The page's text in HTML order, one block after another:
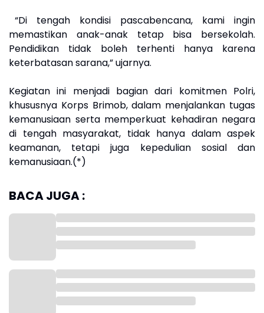
“Di tengah kondisi pascabencana, kami ingin
memastikan anak-anak tetap bisa bersekolah.
Pendidikan tidak boleh terhenti hanya karena
keterbatasan sarana,” ujarnya.
Kegiatan ini menjadi bagian dari komitmen Polri,
khususnya Korps Brimob, dalam menjalankan tugas
kemanusiaan serta memperkuat kehadiran negara
di tengah masyarakat, tidak hanya dalam aspek
keamanan, tetapi juga kepedulian sosial dan
kemanusiaan.(*)
BACA JUGA :